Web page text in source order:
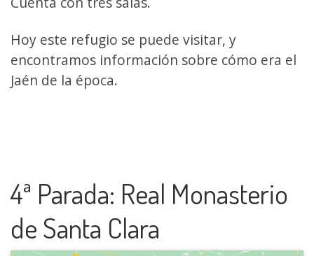
Hoy este refugio se puede visitar, y
encontramos información sobre cómo era el
Jaén de la época.
4ª Parada: Real Monasterio
de Santa Clara